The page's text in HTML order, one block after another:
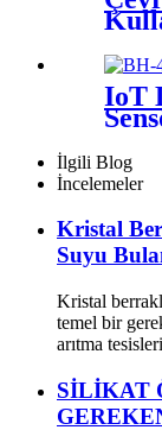
IoT
İlgili Blog
İncelemeler
Kristal
Suyu
Kristal
temel bir
arıtma
SİLİKAT